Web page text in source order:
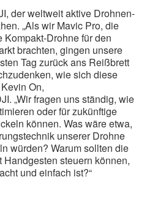
der weltweit aktive Drohnen-
„Als wir Mavic Pro, die
Drohne für den
brachten, gingen unsere
Tag zurück ans Reißbrett
wie sich diese
On,
„Wir fragen uns ständig, wie
oder für zukünftige
können. Was wäre etwa,
unserer Drohne
würden? Warum sollten die
steuern können,
und einfach ist?“